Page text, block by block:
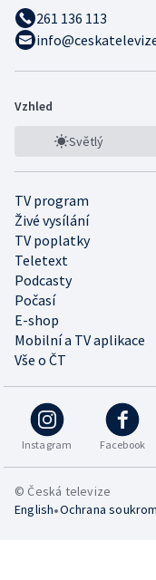
261 136 113
Vzhled
Světlý
TV program
Živé vysílání
TV poplatky
Teletext
Podcasty
Počasí
E-shop
Mobilní a TV aplikace
Vše o ČT
Instagram Facebook
© Česká televize
English•Ochrana